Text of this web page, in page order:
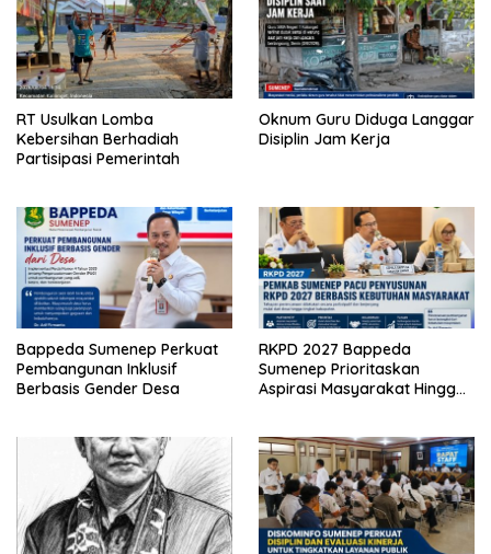
RT Usulkan Lomba
Kebersihan Berhadiah
Partisipasi Pemerintah
Oknum Guru Diduga Langgar
Disiplin Jam Kerja
Bappeda Sumenep Perkuat
Pembangunan Inklusif
Berbasis Gender Desa
RKPD 2027 Bappeda
Sumenep Prioritaskan
Aspirasi Masyarakat Hingga